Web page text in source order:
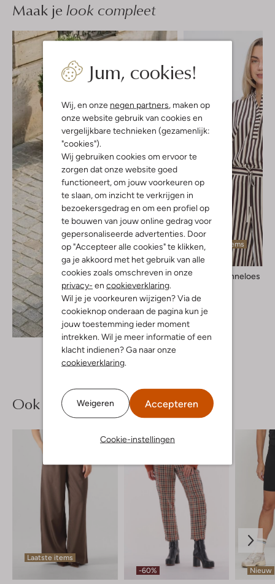
Jum, cookies!
Wij, en onze negen partners , maken op
onze website gebruik van cookies en
vergelijkbare technieken (gezamenlijk:
"cookies").
Wij gebruiken cookies om ervoor te
zorgen dat onze website goed
functioneert, om jouw voorkeuren op
te slaan, om inzicht te verkrijgen in
bezoekersgedrag en om een profiel op
te bouwen van jouw online gedrag voor
gepersonaliseerde advertenties. Door
op "Accepteer alle cookies" te klikken,
ga je akkoord met het gebruik van alle
cookies zoals omschreven in onze
privacy- en cookieverklaring
Wil je je voorkeuren wijzigen? Via de
cookieknop onderaan de pagina kun je
jouw toestemming ieder moment
intrekken. Wil je meer informatie of een
klacht indienen? Ga naar onze
cookieverklaring
Weigeren Accepteren
Cookie-instellingen
Maak je look compleet
Ontdek de look
Laatste items
Studio Anneloes
€ 139,95
Ook iets voor jou?
Laatste items
-60% Nieuw